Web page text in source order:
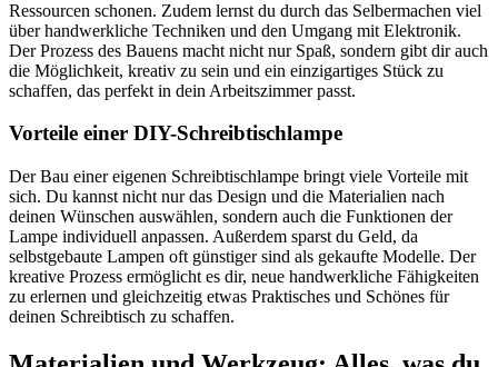
Ressourcen schonen. Zudem lernst du durch das Selbermachen viel
über handwerkliche Techniken und den Umgang mit Elektronik.
Der Prozess des Bauens macht nicht nur Spaß, sondern gibt dir auch
die Möglichkeit, kreativ zu sein und ein einzigartiges Stück zu
schaffen, das perfekt in dein Arbeitszimmer passt.
Vorteile einer DIY-Schreibtischlampe
Der Bau einer eigenen Schreibtischlampe bringt viele Vorteile mit
sich. Du kannst nicht nur das Design und die Materialien nach
deinen Wünschen auswählen, sondern auch die Funktionen der
Lampe individuell anpassen. Außerdem sparst du Geld, da
selbstgebaute Lampen oft günstiger sind als gekaufte Modelle. Der
kreative Prozess ermöglicht es dir, neue handwerkliche Fähigkeiten
zu erlernen und gleichzeitig etwas Praktisches und Schönes für
deinen Schreibtisch zu schaffen.